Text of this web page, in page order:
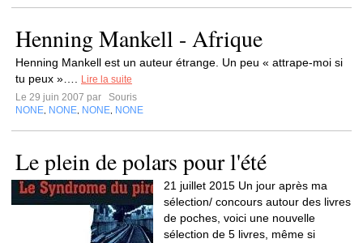
Henning Mankell - Afrique
Henning Mankell est un auteur étrange. Un peu « attrape-moi si
tu peux »….
Lire la suite
Le 29 juin 2007 par
Souris
NONE NONE NONE NONE
Le plein de polars pour l'été
21 juillet 2015 Un jour après ma
sélection/ concours autour des livres
de poches, voici une nouvelle
sélection de 5 livres, même si